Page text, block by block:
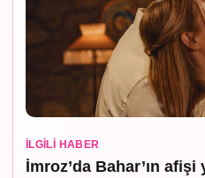
İLGILI HABER
İmroz’da Bahar’ın afişi